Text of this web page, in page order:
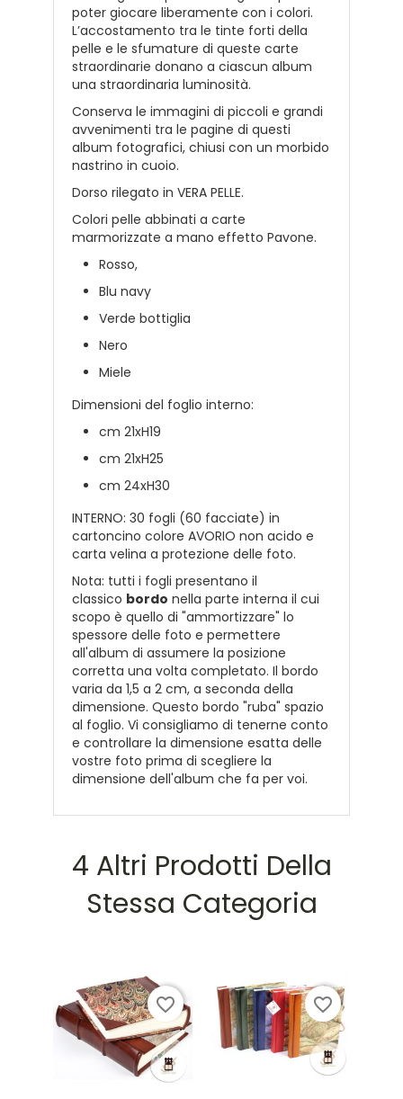
poter giocare liberamente con i colori.
L’accostamento tra le tinte forti della
pelle e le sfumature di queste carte
straordinarie donano a ciascun album
una straordinaria luminosità.
Conserva le immagini di piccoli e grandi
avvenimenti tra le pagine di questi
album fotografici, chiusi con un morbido
nastrino in cuoio.
Dorso rilegato in VERA PELLE.
Colori pelle abbinati a carte
marmorizzate a mano effetto Pavone.
Rosso,
Blu navy
Verde bottiglia
Nero
Miele
Dimensioni del foglio interno:
cm 21xH19
cm 21xH25
cm 24xH30
INTERNO: 30 fogli (60 facciate) in
cartoncino colore AVORIO non acido e
carta velina a protezione delle foto.
Nota: tutti i fogli presentano il
classico bordo nella parte interna il cui
scopo è quello di "ammortizzare" lo
spessore delle foto e permettere
all'album di assumere la posizione
corretta una volta completato. Il bordo
varia da 1,5 a 2 cm, a seconda della
dimensione. Questo bordo "ruba" spazio
al foglio. Vi consigliamo di tenerne conto
e controllare la dimensione esatta delle
vostre foto prima di scegliere la
dimensione dell'album che fa per voi.
4 Altri Prodotti Della
Stessa Categoria
favorite_border favorite_border